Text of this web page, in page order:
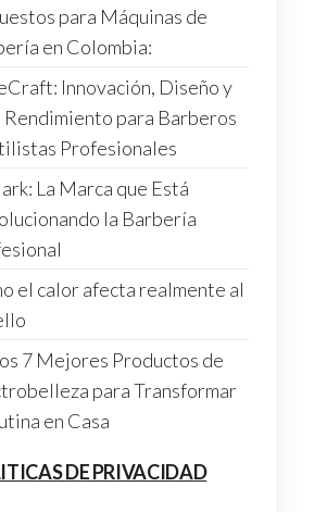
para Máquinas de
en Colombia:
Innovación, Diseño y
para Barberos
Profesionales
La Marca que Está
la Barbería
el calor afecta realmente al
7 Mejores Productos de
para Transformar
en Casa
DE PRIVACIDAD